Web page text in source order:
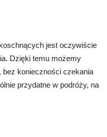
jest oczywiście
Dzięki temu możemy
bez konieczności czekania
przydatne w podróży, na